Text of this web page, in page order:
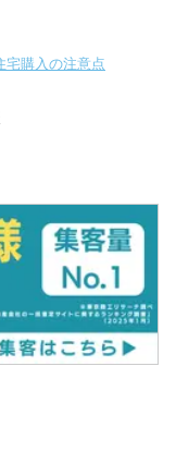
宅購入の注意点